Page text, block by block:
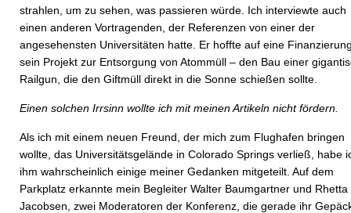
strahlen, um zu sehen, was passieren würde. Ich interviewte auch
einen anderen Vortragenden, der Referenzen von einer der
angesehensten Universitäten hatte. Er hoffte auf eine
sein Projekt zur Entsorgung von Atommüll – den Bau einer
Railgun, die den Giftmüll direkt in die Sonne schießen sollte.
Einen solchen Irrsinn wollte ich mit meinen Artikeln nicht fördern.
Als ich mit einem neuen Freund, der mich zum Flughafen bringen
wollte, das Universitätsgelände in Colorado Springs verließ, habe
ihm wahrscheinlich einige meiner Gedanken mitgeteilt. Auf dem
Parkplatz erkannte mein Begleiter Walter Baumgartner und Rhetta
Jacobsen, zwei Moderatoren der Konferenz, die gerade ihr